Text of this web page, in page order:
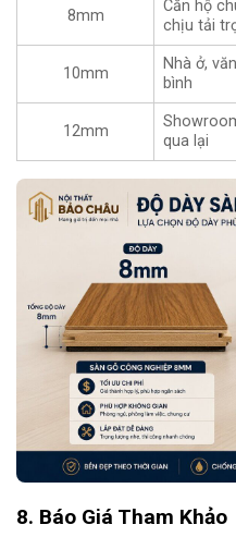
8mm
Căn hộ
chịu tải
10mm
Nhà ở,
bình
12mm
qua lại
8. Báo Giá Tham Khảo